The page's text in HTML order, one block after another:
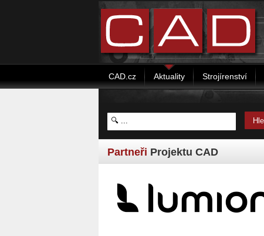
CAD.cz Aktuality Strojírenství
Partneři Projektu CAD